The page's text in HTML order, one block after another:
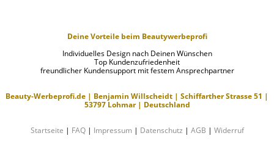
Deine Vorteile beim Beautywerbeprofi
Individuelles Design nach Deinen Wünschen
Top Kundenzufriedenheit
freundlicher Kundensupport mit festem Ansprechpartner
Beauty-Werbeprofi.de | Benjamin Willscheidt | Schiffarther Strasse 51 |
53797 Lohmar | Deutschland
Startseite | FAQ| Impressum | Datenschutz | AGB | Widerruf